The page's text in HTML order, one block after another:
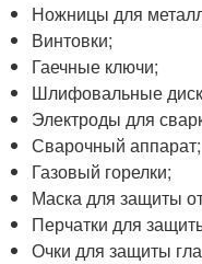
Ножницы для
Винтовки;
Гаечные ключи;
Шлифовальные
Электроды для
Сварочный аппарат;
Газовый горелки;
Маска для защиты
Перчатки для
Очки для защиты